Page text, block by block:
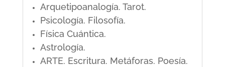
Arquetipoanalogía. Tarot.
Psicología. Filosofía.
Física Cuántica.
Astrología.
ARTE. Escritura. Metáforas. Poesía.